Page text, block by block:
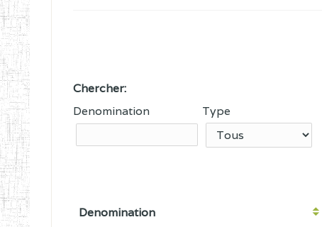
Chercher:
Denomination
Type
Denomination